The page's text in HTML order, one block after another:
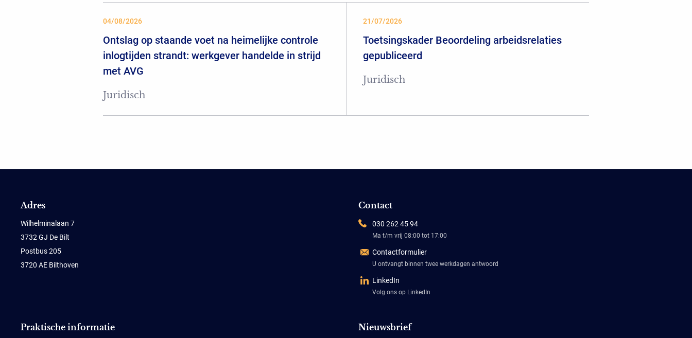
04/08/2026
Ontslag op staande voet na heimelijke controle
inlogtijden strandt: werkgever handelde in strijd
met AVG
Juridisch
21/07/2026
Toetsingskader Beoordeling arbeidsrelaties
gepubliceerd
Juridisch
Adres
Wilhelminalaan 7
3732 GJ De Bilt
Postbus 205
3720 AE Bilthoven
Contact
030 262 45 94
Ma t/m vrij 08:00 tot 17:00
Contactformulier
U ontvangt binnen twee werkdagen antwoord
LinkedIn
Volg ons op LinkedIn
Praktische informatie Nieuwsbrief